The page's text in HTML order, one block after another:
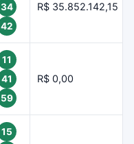
34
42
R$ 35.852.142,15
11
41
59
R$ 0,00
15